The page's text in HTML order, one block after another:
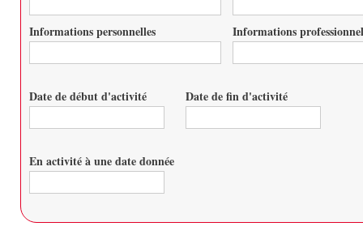
Informations personnelles Informations
Date de début d'activité Date de fin d'activité
En activité à une date donnée